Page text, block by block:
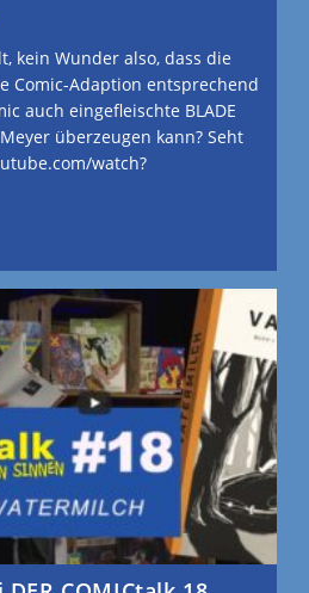
kein Wunder also, dass die
Comic-Adaption entsprechend
auch eingefleischte BLADE
überzeugen kann? Seht
watch?